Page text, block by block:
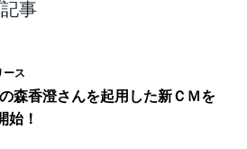
事
ース
森香澄さんを起用した新ＣＭを
始！